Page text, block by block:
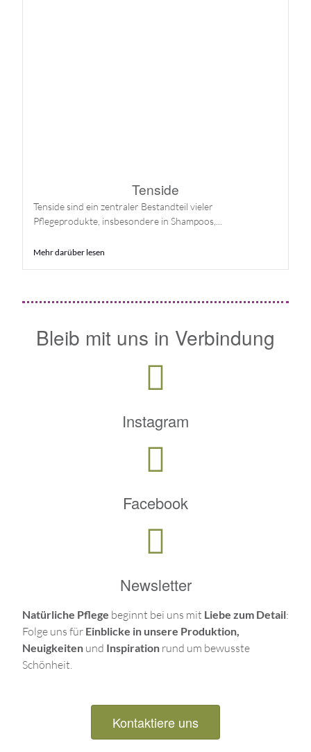
Tenside
Tenside sind ein zentraler Bestandteil vieler
Pflegeprodukte, insbesondere in Shampoos,...
Mehr darüber lesen
Bleib mit uns in Verbindung
Instagram
Facebook
Newsletter
Natürliche Pflege beginnt bei uns mit Liebe zum Detail:
Folge uns für Einblicke in unsere Produktion,
Neuigkeiten und Inspiration rund um bewusste
Schönheit.
Kontaktiere uns